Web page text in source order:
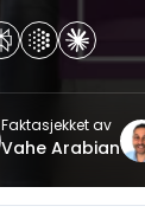
Faktasjekket av
Vahe Arabian